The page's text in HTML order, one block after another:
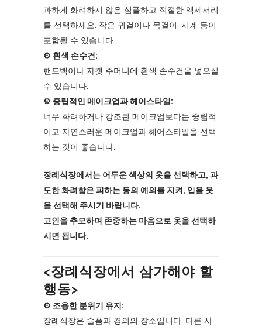
과하게 화려하지 않은 심플하고 적절한 액세서리
를 선택하세요. 작은 귀걸이나 목걸이, 시계 등이
포함될 수 있습니다.
⚙︎ 흰색 손수건:
핸드백이나 자켓 주머니에 흰색 손수건을 넣으실
수 있습니다.
⚙︎ 중립적인 메이크업과 헤어스타일:
너무 화려하거나 강조된 메이크업보다는 중립적
이고 자연스러운 메이크업과 헤어스타일을 선택
하는 것이 좋습니다.
장례식장에서는 어두운 색상의 옷을 선택하고, 과
도한 화려함은 피하는 등의 예의를 지켜, 입을 옷
을 선택해 주시기 바랍니다.
고인을 추모하며 존중하는 마음으로 옷을 선택하
시면 됩니다.
<장례식장에서 삼가해야 할
행동>
⚙︎ 조용한 분위기 유지:
장례식장은 슬픔과 경의의 장소입니다. 다른 사